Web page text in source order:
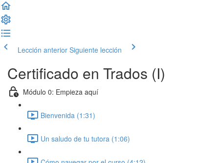
Lección anterior Siguiente lección
Certificado en Trados (I)
Módulo 0: Empieza aquí
Bienvenida (1:31)
Un saludo de tu tutora (1:06)